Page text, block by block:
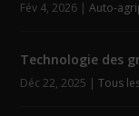
Fév 4, 2026 |Auto-
Technologie des
Déc 22, 2025 |Tous